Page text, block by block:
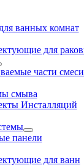
ванных комнат
для
части
смыва
Инсталляций
панели
для ванн